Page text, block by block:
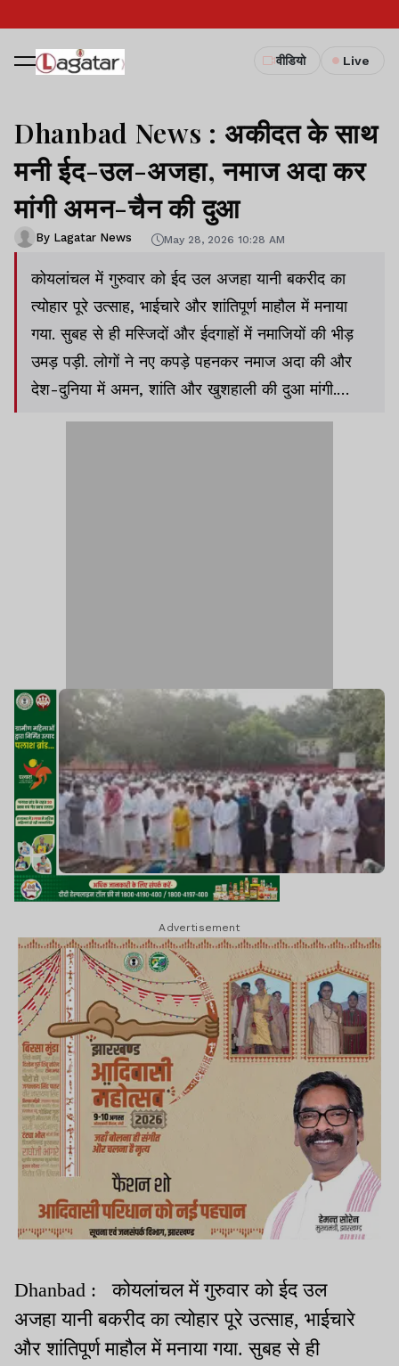
वीडियो Live
Dhanbad News : अकीदत के साथ
मनी ईद-उल-अजहा, नमाज अदा कर
मांगी अमन-चैन की दुआ
By Lagatar News May 28, 2026 10:28 AM
कोयलांचल में गुरुवार को ईद उल अजहा यानी बकरीद का
त्योहार पूरे उत्साह, भाईचारे और शांतिपूर्ण माहौल में मनाया
गया. सुबह से ही मस्जिदों और ईदगाहों में नमाजियों की भीड़
उमड़ पड़ी. लोगों ने नए कपड़े पहनकर नमाज अदा की और
देश-दुनिया में अमन, शांति और खुशहाली की दुआ मांगी.
Advertisement
Dhanbad : कोयलांचल में गुरुवार को ईद उल
अजहा यानी बकरीद का त्योहार पूरे उत्साह, भाईचारे
और शांतिपूर्ण माहौल में मनाया गया. सुबह से ही